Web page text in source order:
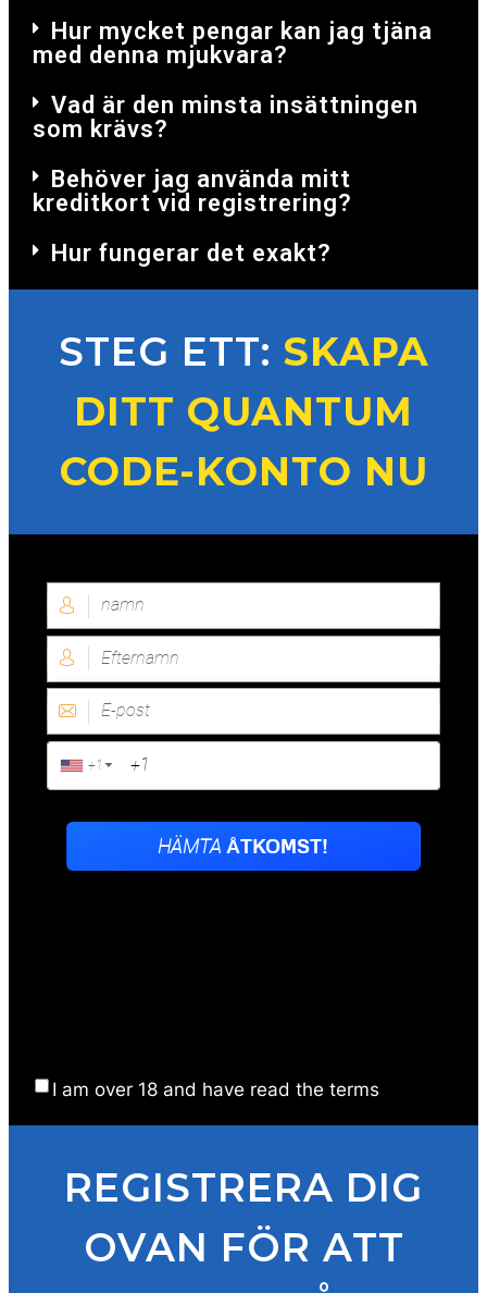
Hur mycket pengar kan jag tjäna
med denna mjukvara?
Vad är den minsta insättningen
som krävs?
Behöver jag använda mitt
kreditkort vid registrering?
Hur fungerar det exakt?
STEG ETT: SKAPA
DITT QUANTUM
CODE-KONTO NU
I am over 18 and have read the terms
REGISTRERA DIG
OVAN FÖR ATT